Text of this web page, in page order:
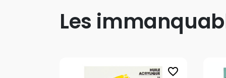
Les
favorite_border